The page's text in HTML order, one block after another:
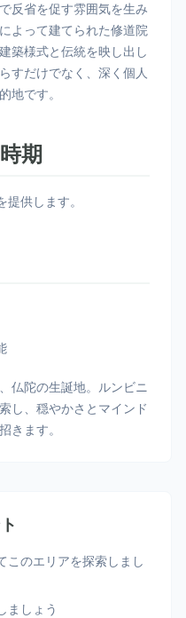
反省を促す雰囲気を生み
よって建てられた修道院
築様式と伝統を映し出し
すだけでなく、深く個人
地です。
期
供します。
仏陀の生誕地。ルンビニ
し、穏やかさとマインド
きます。
このエリアを探索しまし
ましょう